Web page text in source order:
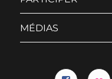
MÉDIAS